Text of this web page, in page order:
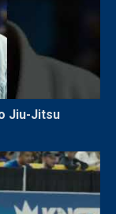
Jiu-Jitsu
...